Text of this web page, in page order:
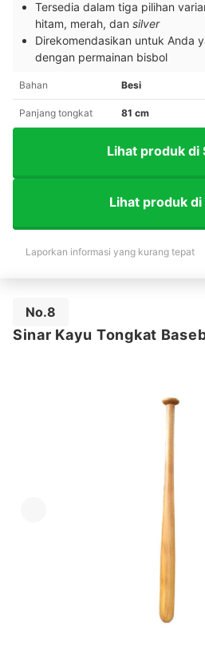
Tersedia dalam tiga pilihan
hitam, merah, dan silver
Direkomendasikan untuk Anda
dengan permainan bisbol
Bahan Besi
Panjang tongkat 81 cm
Lihat produk di
Lihat produk di
Laporkan informasi yang kurang tepat
No.8
Sinar Kayu Tongkat